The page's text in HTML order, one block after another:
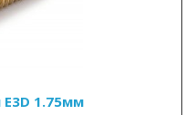
1.75мм